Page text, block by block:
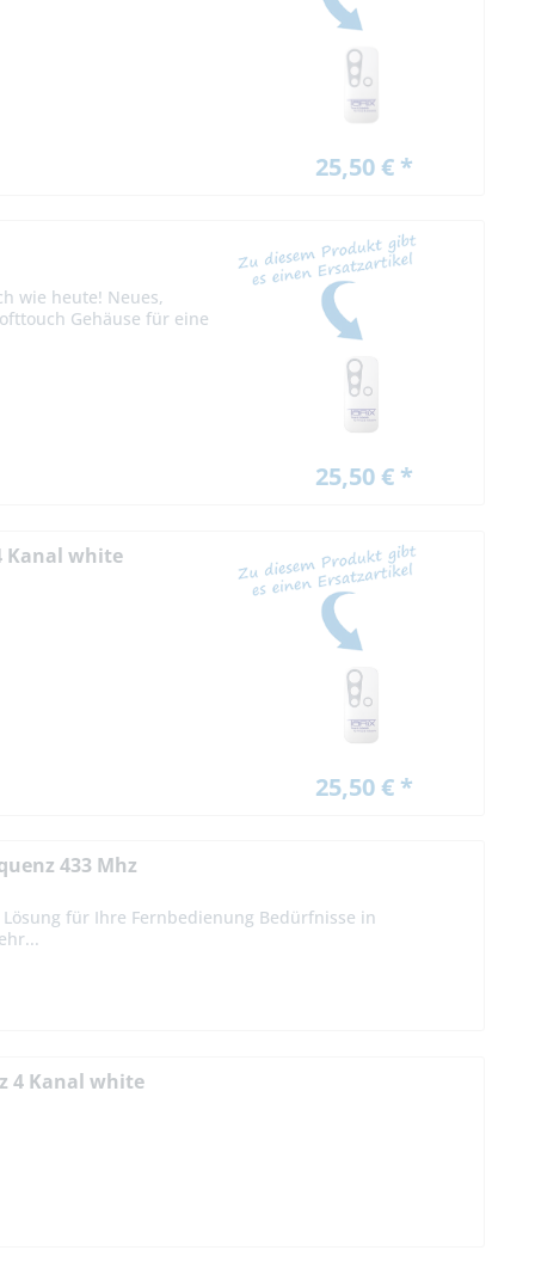
25,50 € *
wie heute! Neues,
Gehäuse für eine
25,50 € *
Kanal white
25,50 € *
433 Mhz
für Ihre Fernbedienung Bedürfnisse in
4 Kanal white